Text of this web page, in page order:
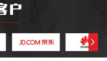
户